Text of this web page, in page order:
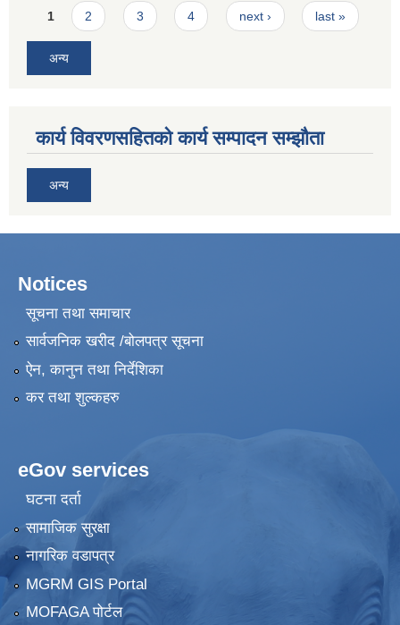
Pages
1 2 3 4 next › last »
अन्य
कार्य विवरणसहितको कार्य सम्पादन सम्झौता
अन्य
Notices
सूचना तथा समाचार
सार्वजनिक खरीद /बोलपत्र सूचना
ऐन, कानुन तथा निर्देशिका
कर तथा शुल्कहरु
eGov services
घटना दर्ता
सामाजिक सुरक्षा
नागरिक वडापत्र
MGRM GIS Portal
MOFAGA पोर्टल